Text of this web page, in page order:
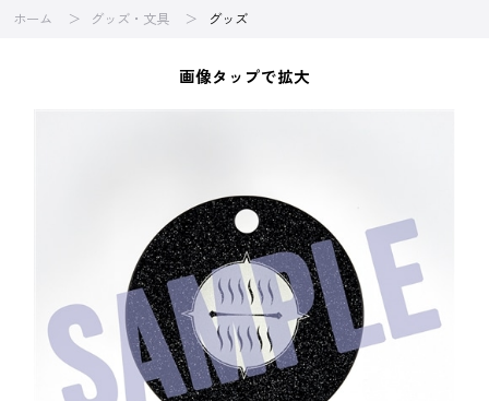
ホーム グッズ・文具 グッズ
画像タップで拡大